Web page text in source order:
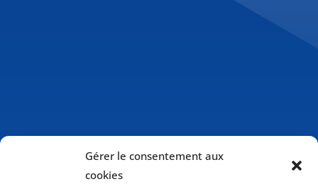
Gérer le consentement aux
cookies